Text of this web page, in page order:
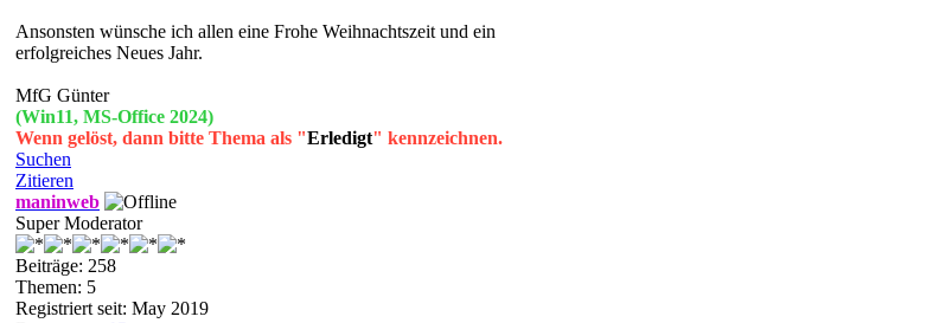
Ansonsten wünsche ich allen eine Frohe Weihnachtszeit und ein
erfolgreiches Neues Jahr.
MfG Günter
(Win11, MS-Office 2024)
Wenn gelöst, dann bitte Thema als "Erledigt" kennzeichnen.
Suchen
Zitieren
maninweb
Super Moderator
Beiträge: 258
Themen: 5
Registriert seit: May 2019